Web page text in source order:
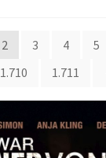
2 3 4 5
1.710
1.711